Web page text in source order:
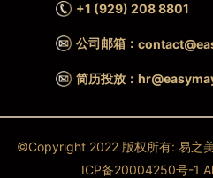
+1 (929) 208 8801
公司邮箱：
简历投放：
©Copyright 2022 版权所有: 易之
ICP备20004250号-1